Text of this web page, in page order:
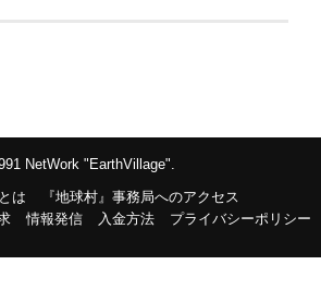
NetWork "EarthVillage".
は
『地球村』事務局へのアクセス
情報発信 入金方法 プライバシーポリシー